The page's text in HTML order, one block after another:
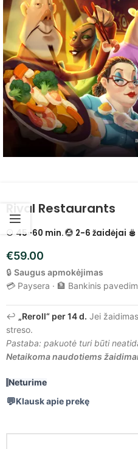
Rival Restaurants
45-60 min. 2-6 žaidėjai
€59.00
🔒 Saugus apmokėjimas
💳 Paysera · 🏦 Bankinis
↩️ „Reroll“ per 14 d. Jei
streso.
Pastaba: pakuotė turi būti
Netaikoma naudotiems
Neturime
Klausk apie prekę